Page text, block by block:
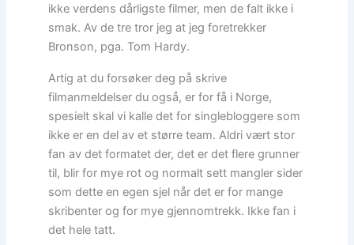
ikke verdens dårligste filmer, men de falt ikke i
smak. Av de tre tror jeg at jeg foretrekker
Bronson, pga. Tom Hardy.
Artig at du forsøker deg på skrive
filmanmeldelser du også, er for få i Norge,
spesielt skal vi kalle det for singlebloggere som
ikke er en del av et større team. Aldri vært stor
fan av det formatet der, det er det flere grunner
til, blir for mye rot og normalt sett mangler sider
som dette en egen sjel når det er for mange
skribenter og for mye gjennomtrekk. Ikke fan i
det hele tatt.